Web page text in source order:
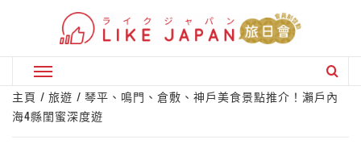
Primary
Menu
主頁 旅遊
琴平、鳴門、倉敷、神戶美食景點推介！瀨戶內
海4縣閨蜜深度遊